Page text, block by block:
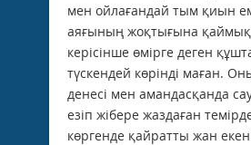
мен ойлағандай тым қиын
аяғының жоқтығына
керісінше өмірге деген
түскендей көрінді маған.
денесі мен амандасқанда
езіп жібере жаздаған
көргенде қайратты жан